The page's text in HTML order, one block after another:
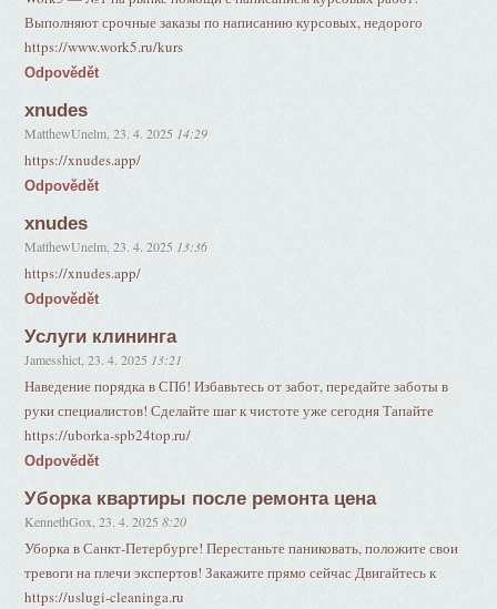
Выполняют срочные заказы по написанию курсовых, недорого
https://www.work5.ru/kurs
Odpovědět
xnudes
MatthewUnelm ,23. 4. 2025 14:29
https://xnudes.app/
Odpovědět
xnudes
MatthewUnelm ,23. 4. 2025 13:36
https://xnudes.app/
Odpovědět
Услуги клининга
Jamesshict ,23. 4. 2025 13:21
Наведение порядка в СПб! Избавьтесь от забот, передайте заботы в
руки специалистов! Сделайте шаг к чистоте уже сегодня Тапайте
https://uborka-spb24top.ru/
Odpovědět
Уборка квартиры после ремонта цена
KennethGox ,23. 4. 2025 8:20
Уборка в Санкт-Петербурге! Перестаньте паниковать, положите свои
тревоги на плечи экспертов! Закажите прямо сейчас Двигайтесь к
https://uslugi-cleaninga.ru